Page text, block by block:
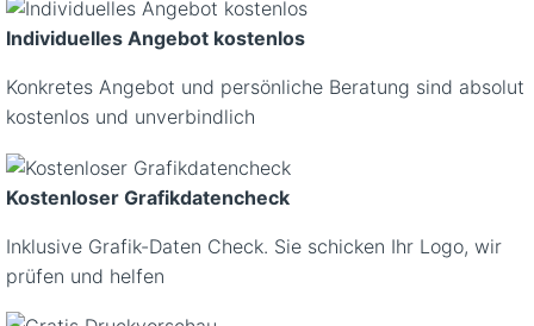
Individuelles Angebot kostenlos
Konkretes Angebot und persönliche Beratung sind absolut
kostenlos und unverbindlich
Kostenloser Grafikdatencheck
Inklusive Grafik-Daten Check. Sie schicken Ihr Logo, wir
prüfen und helfen